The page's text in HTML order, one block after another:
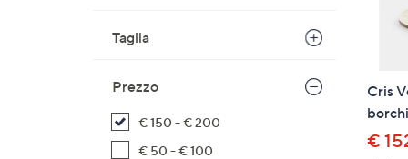
Taglia
Prezzo
€ 150 - € 200
€ 50 - € 100
Cris
€